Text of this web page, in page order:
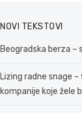
NOVI TEKSTOVI
Beogradska berza
Lizing radne snage
kompanije koje žele